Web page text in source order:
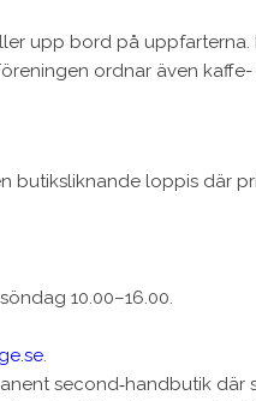
upp bord på
ordnar även
butiksliknande loppis där
10.00–16.00.
.
second‑handbutik där